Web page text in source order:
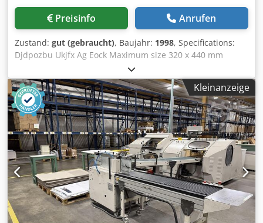
Preisinfo Anrufen
Zustand: gut (gebraucht), Baujahr: 1998, Specifications:
Djdpozbu Ukjfx Ag Eock Maximum size 320 x 440 mm
Minimum size 100 x 150 mm Max speed MX gathering
machine 100 cycles/min Max stack height - Plus stacker
150 mm Consisting of: Gathering machine: Raccoglitrice
MX - Hand feeding station - Number of gathering stations:
21 - Optical sheet control - Pump(s) - Distribution unit: MX
Modulo - Colour monitor with touch screen - Distribution
section into 3 sewing machines Sewing machine (1)
Meccanotecnica Aster 2000 Year: 1998 - Automatic setting -
Pre-loader sistema - 4 + 4 opening possibilities - Plus
stacker - Including pump Sewing machine (2)
Meccanotecnica Aster 2000 Year: 1998 - Automatic setting -
Pre-loader sistema - 4 + 4 opening possibilities - Plus
stacker - Including pump Sewing machine (3)
Kleinanzeige